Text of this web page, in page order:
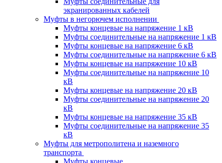
экранированных кабелей
Муфты в негорючем исполнении
Муфты концевые на напряжение 1 кВ
Муфты соединительные на напряжение 1 кВ
Муфты концевые на напряжение 6 кВ
Муфты соединительные на напряжение 6 кВ
Муфты концевые на напряжение 10 кВ
Муфты соединительные на напряжение 10
кВ
Муфты концевые на напряжение 20 кВ
Муфты соединительные на напряжение 20
кВ
Муфты концевые на напряжение 35 кВ
Муфты соединительные на напряжение 35
кВ
Муфты для метрополитена и наземного
транспорта
Муфты концевые